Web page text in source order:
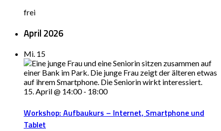
frei
April 2026
Mi. 15
15. April @ 14:00- 18:00
Workshop: Aufbaukurs – Internet, Smartphone und
Tablet